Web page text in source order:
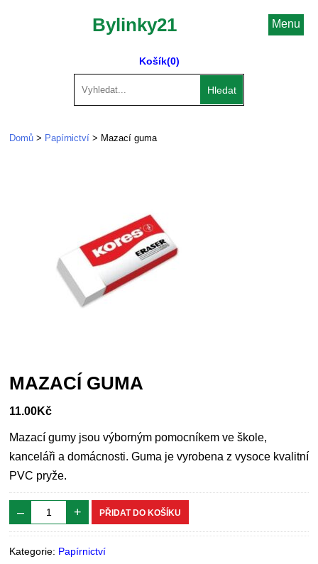
Menu
Bylinky21
Košík(0)
Hledat
Domů > Papírnictví > Mazací guma
MAZACÍ GUMA
11.00Kč
Mazací gumy jsou výborným pomocníkem ve škole,
kanceláři a domácnosti. Guma je vyrobena z vysoce kvalitní
PVC pryže.
– + PŘIDAT DO KOŠÍKU
Kategorie: Papírnictví